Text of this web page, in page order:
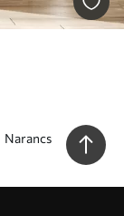
Narancs